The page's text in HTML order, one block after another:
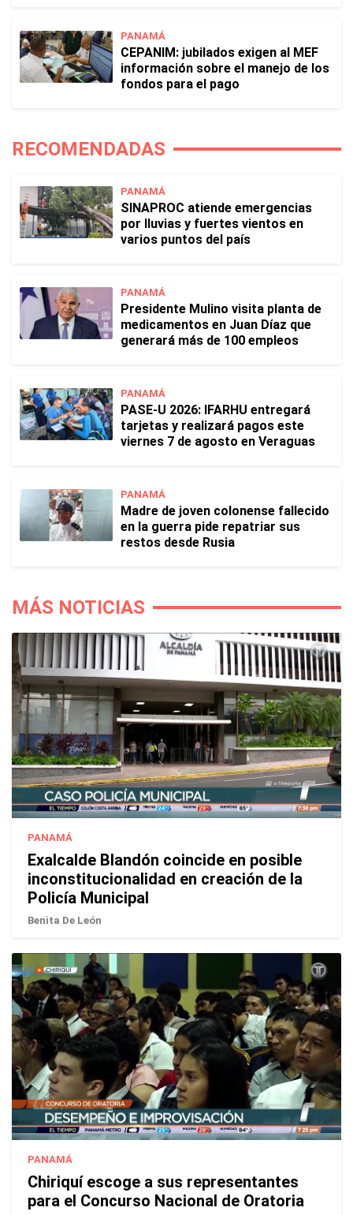
PANAMÁ
CEPANIM: jubilados exigen al MEF
información sobre el manejo de los
fondos para el pago
RECOMENDADAS
PANAMÁ
SINAPROC atiende emergencias
por lluvias y fuertes vientos en
varios puntos del país
PANAMÁ
Presidente Mulino visita planta de
medicamentos en Juan Díaz que
generará más de 100 empleos
PANAMÁ
PASE-U 2026: IFARHU entregará
tarjetas y realizará pagos este
viernes 7 de agosto en Veraguas
PANAMÁ
Madre de joven colonense fallecido
en la guerra pide repatriar sus
restos desde Rusia
MÁS NOTICIAS
PANAMÁ
Exalcalde Blandón coincide en posible
inconstitucionalidad en creación de la
Policía Municipal
Benita De León
PANAMÁ
Chiriquí escoge a sus representantes
para el Concurso Nacional de Oratoria